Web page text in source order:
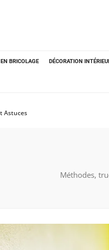
BRICOLAGE DÉCORATION
Astuces
Méthodes,